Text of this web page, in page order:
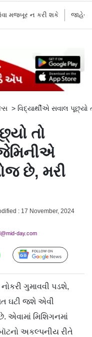
મિસગાઇડ કરનારી
> વિદ્યાર્થીએ સવાલ
તો
છે, મરી
: 17 November, 2024
day.com
Follow Us
ગુમાવવી પડશે,
ઘટી જશે એવી
એવામાં મિશિગનમાં
અકલ્પનીય રીતે